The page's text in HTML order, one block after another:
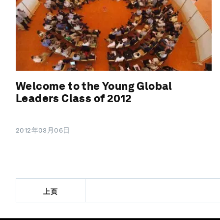
Welcome to the Young Global
Leaders Class of 2012
2012年03月06日
上页